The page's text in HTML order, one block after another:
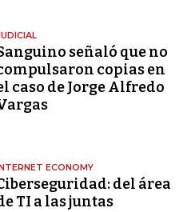
señaló que no
copias en
caso de Jorge Alfredo
ECONOMY
del área
TI a las juntas